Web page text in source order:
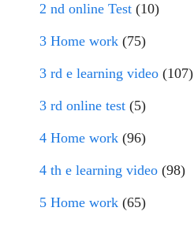
2 nd online Test (10)
3 Home work (75)
3 rd e learning video (107)
3 rd online test (5)
4 Home work (96)
4 th e learning video (98)
5 Home work (65)